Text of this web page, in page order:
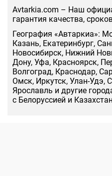
Аvtarkia.com – Наш
гарантия качества,
География «Автаркиа»:
Казань, Екатеринбург,
Новосибирск, Нижний
Дону, Уфа, Красноярск,
Волгоград, Краснодар,
Омск, Иркутск, Улан-Удэ,
Ярославль и другие
с Белоруссией и